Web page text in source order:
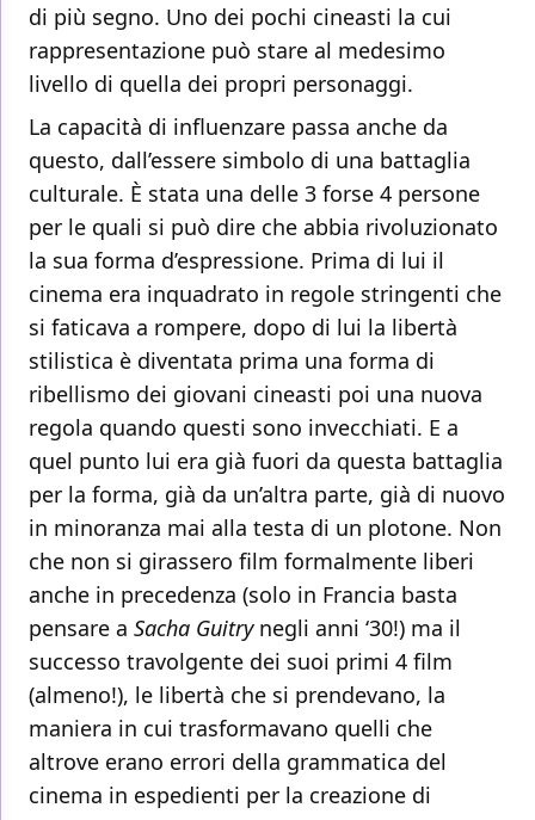
di più segno. Uno dei pochi cineasti la cui
rappresentazione può stare al medesimo
livello di quella dei propri personaggi.
La capacità di influenzare passa anche da
questo, dall’essere simbolo di una battaglia
culturale. È stata una delle 3 forse 4 persone
per le quali si può dire che abbia rivoluzionato
la sua forma d’espressione. Prima di lui il
cinema era inquadrato in regole stringenti che
si faticava a rompere, dopo di lui la libertà
stilistica è diventata prima una forma di
ribellismo dei giovani cineasti poi una nuova
regola quando questi sono invecchiati. E a
quel punto lui era già fuori da questa battaglia
per la forma, già da un’altra parte, già di nuovo
in minoranza mai alla testa di un plotone. Non
che non si girassero film formalmente liberi
anche in precedenza (solo in Francia basta
pensare a Sacha Guitrynegli anni ‘30!) ma il
successo travolgente dei suoi primi 4 film
(almeno!), le libertà che si prendevano, la
maniera in cui trasformavano quelli che
altrove erano errori della grammatica del
cinema in espedienti per la creazione di